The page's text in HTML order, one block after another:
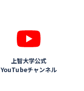
上智大学公式
YouTubeチャンネル